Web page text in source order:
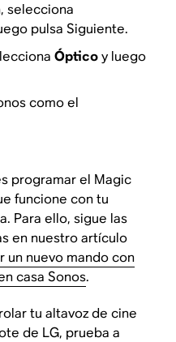
selecciona
pulsa Siguiente.
Ópticoy luego
como el
programar el Magic
funcione con tu
Para ello, sigue las
en nuestro artículo
un nuevo mando con
casa Sonos.
tu altavoz de cine
de LG, prueba a